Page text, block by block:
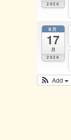
2026
8月
17
月
2026
Add